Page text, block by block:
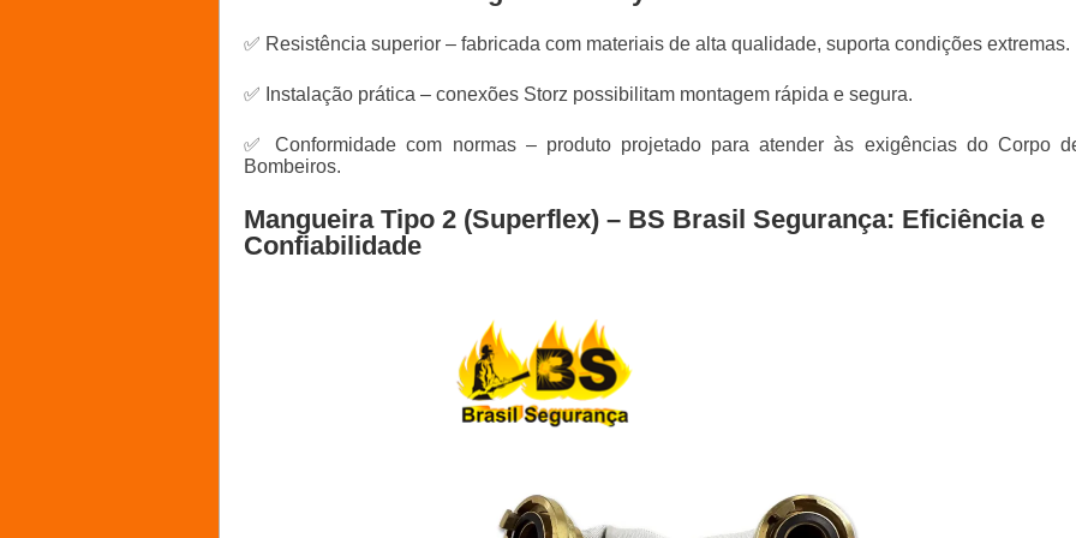
✅ Resistência superior – fabricada com materiais de alta qualidade, suporta condições extremas.
✅ Instalação prática – conexões Storz possibilitam montagem rápida e segura.
✅ Conformidade com normas – produto projetado para atender às exigências do Corpo
Bombeiros.
Mangueira Tipo 2 (Superflex) – BS Brasil Segurança: Eficiência e
Confiabilidade